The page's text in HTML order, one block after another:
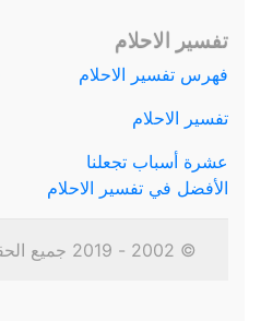
تفسير الاحلام
فهرس تفسير الاحلام
تفسير الاحلام
عشرة أسباب تجعلنا
الأفضل في تفسير الاحلام
© 2002 - 2019 جميع الحقوق محفوظة